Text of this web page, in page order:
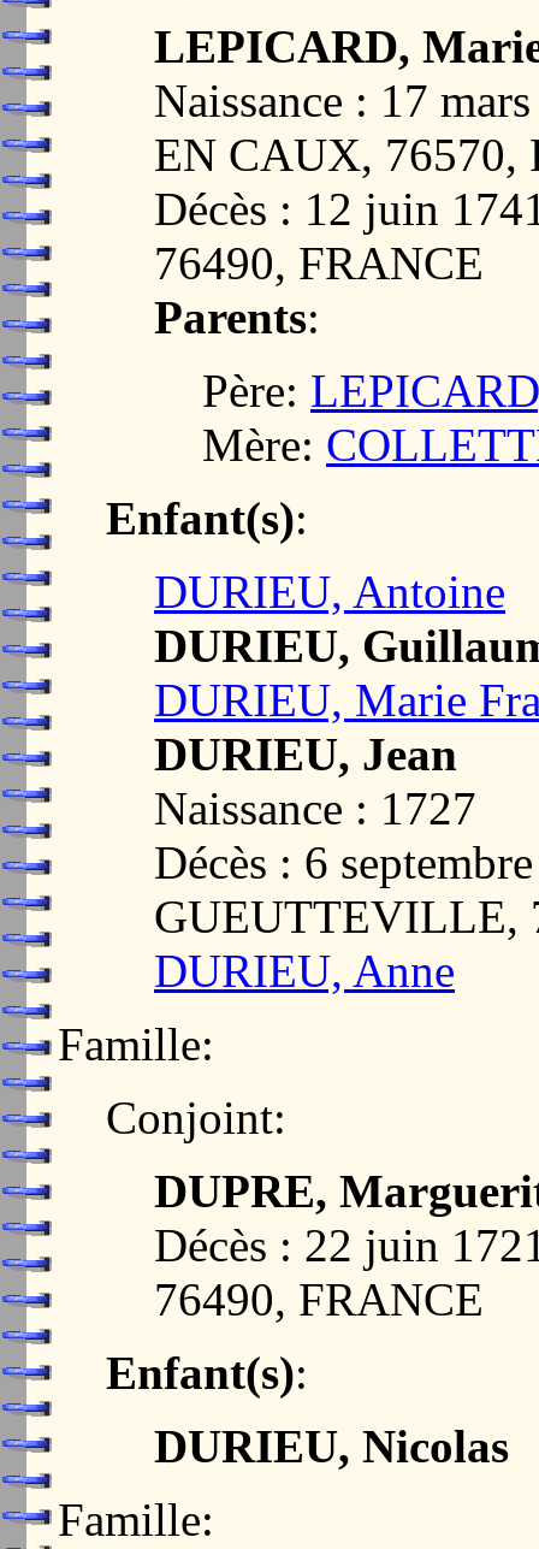
LEPICARD,
Naissance : 17
EN CAUX, 76570,
Décès : 12 juin
76490, FRANCE
Parents:
Père:
Mère:
Enfant(s):
DURIEU, Antoine
DURIEU,
DURIEU, Marie
DURIEU, Jean
Naissance : 1727
Décès : 6
GUEUTTEVILLE,
DURIEU, Anne
Famille:
Conjoint:
DUPRE,
Décès : 22 juin
76490, FRANCE
Enfant(s):
DURIEU, Nicolas
Famille: